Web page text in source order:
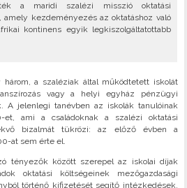
a maridi szalézi misszió oktatási
kezdeményezés az oktatáshoz való
kontinens egyik legkiszolgáltatottabb
a szaléziak által működtetett iskolát
vagy a helyi egyház pénzügyi
A jelenlegi tanévben az iskolák tanulóinak
et, ami a családoknak a szalézi oktatási
bizalmát tükrözi: az előző évben a
at sem érte el.
tényezők között szerepel az iskolai díjak
oktatási költségeinek mezőgazdasági
történő kifizetését segítő intézkedések.